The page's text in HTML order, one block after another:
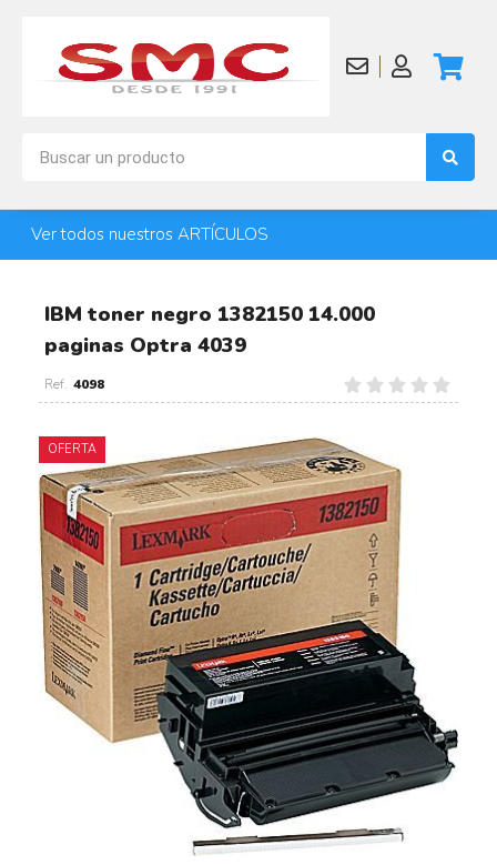
Ver todos nuestros ARTÍCULOS
IBM toner negro 1382150 14.000
paginas Optra 4039
4098
OFERTA